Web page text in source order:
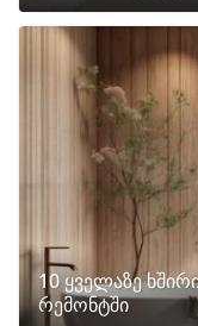
10 ყველაზე
რემონტში